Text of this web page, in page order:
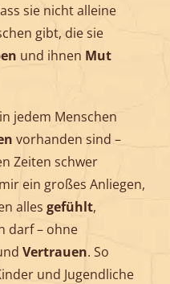
sie nicht alleine
gibt, die sie
und ihnen Mut
jedem Menschen
vorhanden sind –
Zeiten schwer
ein großes Anliegen,
alles gefühlt,
darf – ohne
Vertrauen. So
und Jugendliche